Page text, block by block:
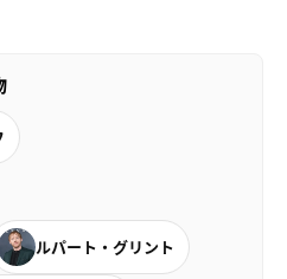
ルパート・グリント